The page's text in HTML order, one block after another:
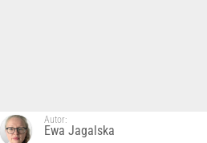
Autor:
Ewa Jagalska